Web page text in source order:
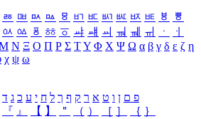
ㅭ ㅮ ㅯ ㅰ ㅱ ㅲ ㅳ ㅴ ㅵ ㅶ ㅷ ㅸ
ㅹ
ㆂ ㆃ ㆄ ㆅ ㆆ ㆇ ㆈ ㆉ ㆊ ㆋ ㆌ ㆍ
ㆎ
Ν Ξ Ο Π Ρ Σ ΤΥ Φ Χ Ψ Ω α β γ δ ε ζ η
χ ψ ω
פ ם ן ו ט א ר ק ף ך ל ח י ע כ ג ד
『 』 【 】 ＂ （ ） ［ ］ ｛ ｝